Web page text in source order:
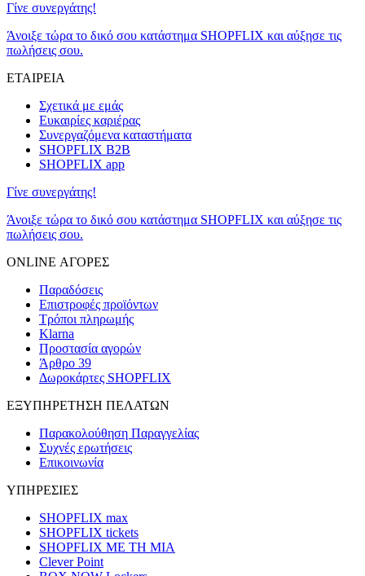
Γίνε συνεργάτης!
Άνοιξε τώρα το δικό σου κατάστημα SHOPFLIX και αύξησε τις
πωλήσεις σου.
ΕΤΑΙΡΕΙΑ
Σχετικά με εμάς
Ευκαιρίες καριέρας
Συνεργαζόμενα καταστήματα
SHOPFLIX B2B
SHOPFLIX app
Γίνε συνεργάτης!
Άνοιξε τώρα το δικό σου κατάστημα SHOPFLIX και αύξησε τις
πωλήσεις σου.
ONLINE ΑΓΟΡΕΣ
Παραδόσεις
Επιστροφές προϊόντων
Τρόποι πληρωμής
Klarna
Προστασία αγορών
Άρθρο 39
Δωροκάρτες SHOPFLIX
ΕΞΥΠΗΡΕΤΗΣΗ ΠΕΛΑΤΩΝ
Παρακολούθηση Παραγγελίας
Συχνές ερωτήσεις
Επικοινωνία
ΥΠΗΡΕΣΙΕΣ
SHOPFLIX max
SHOPFLIX tickets
SHOPFLIX ΜΕ ΤΗ ΜΙΑ
Clever Point